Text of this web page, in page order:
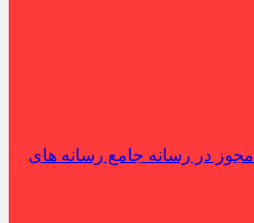
در رسانه جامع رسانه های